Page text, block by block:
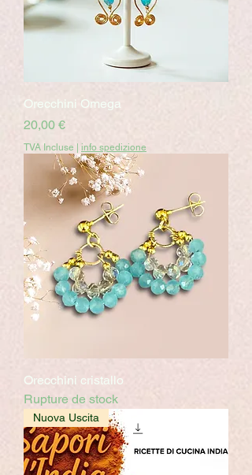
Orecchini Omega
Prix
20,00 €
TVA Incluse | info spedizione
Orecchini cristallo
Rupture de stock
Nuova Uscita